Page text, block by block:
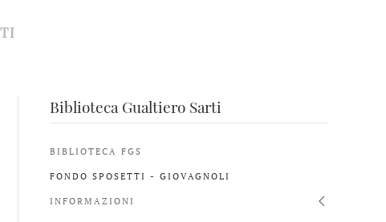
Biblioteca Gualtiero Sarti
BIBLIOTECA FGS
FONDO SPOSETTI - GIOVAGNOLI
INFORMAZIONI